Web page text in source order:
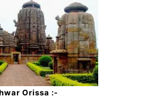
Orissa :-